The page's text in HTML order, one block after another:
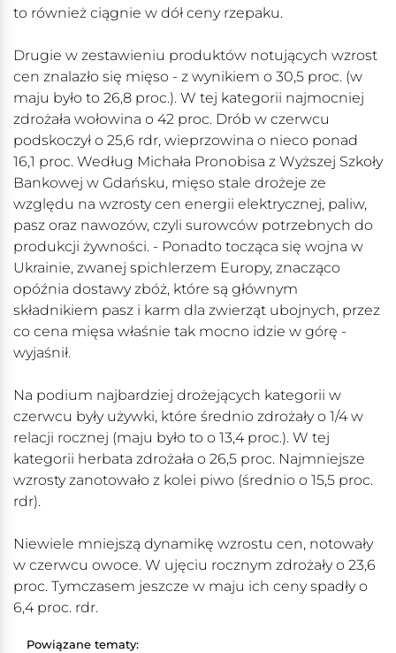
to również ciągnie w dół ceny rzepaku.
Drugie w zestawieniu produktów notujących wzrost
cen znalazło się mięso - z wynikiem o 30,5 proc. (w
maju było to 26,8 proc.). W tej kategorii najmocniej
zdrożała wołowina o 42 proc. Drób w czerwcu
podskoczył o 25,6 rdr, wieprzowina o nieco ponad
16,1 proc. Według Michała Pronobisa z Wyższej Szkoły
Bankowej w Gdańsku, mięso stale drożeje ze
względu na wzrosty cen energii elektrycznej, paliw,
pasz oraz nawozów, czyli surowców potrzebnych do
produkcji żywności. - Ponadto tocząca się wojna w
Ukrainie, zwanej spichlerzem Europy, znacząco
opóźnia dostawy zbóż, które są głównym
składnikiem pasz i karm dla zwierząt ubojnych, przez
co cena mięsa właśnie tak mocno idzie w górę -
wyjaśnił.
Na podium najbardziej drożejących kategorii w
czerwcu były używki, które średnio zdrożały o 1/4 w
relacji rocznej (maju było to o 13,4 proc.). W tej
kategorii herbata zdrożała o 26,5 proc. Najmniejsze
wzrosty zanotowało z kolei piwo (średnio o 15,5 proc.
rdr).
Niewiele mniejszą dynamikę wzrostu cen, notowały
w czerwcu owoce. W ujęciu rocznym zdrożały o 23,6
proc. Tymczasem jeszcze w maju ich ceny spadły o
6,4 proc. rdr.
Powiązane tematy: